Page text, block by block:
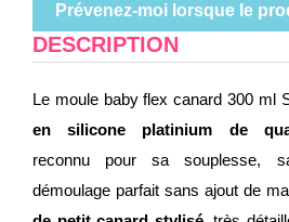
Prévenez-moi lorsque le
DESCRIPTION
Le moule baby flex canard 300 ml
en silicone platinium de
reconnu pour sa souplesse,
démoulage parfait sans ajout de